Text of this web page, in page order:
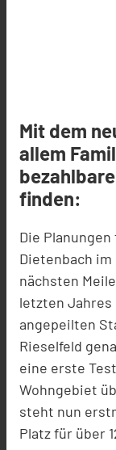
Mit dem
allem
finden:
Die
Dietenbach
nächsten
letzten
angepeilten
Rieselfeld
eine erste
Wohngebiet
steht nun
Platz für über